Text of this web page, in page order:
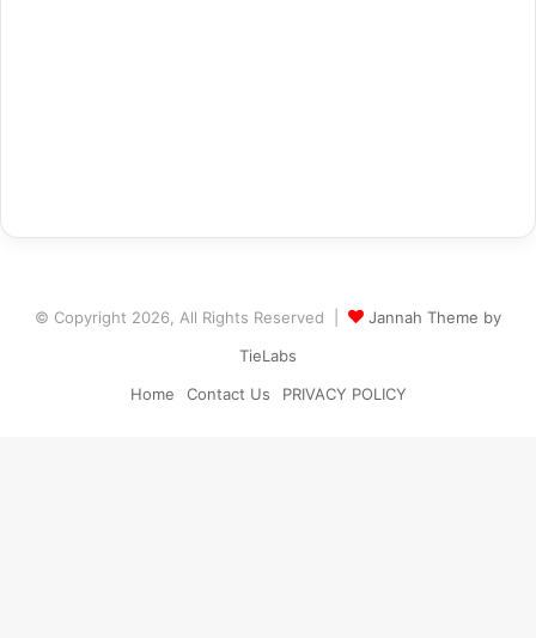
© Copyright 2026, All Rights Reserved |
Jannah Theme by
TieLabs
Home
Contact Us PRIVACY POLICY